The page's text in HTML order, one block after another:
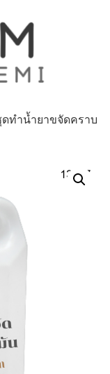
ดทำน้ำยาขจัดคราบ